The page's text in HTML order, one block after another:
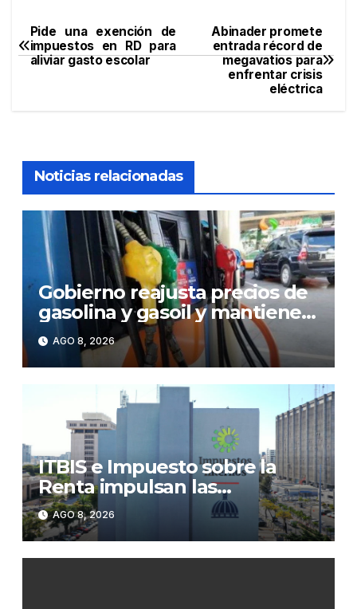
Navegación
de
Abinader promete
entrada récord de
megavatios para
enfrentar crisis
eléctrica
Pide una exención de
impuestos en RD para
aliviar gasto escolar
Noticias relacionadas
Gobierno reajusta precios de
gasolina y gasoil y mantiene
congelado el GLP
AGO 8, 2026
ITBIS e Impuesto sobre la
Renta impulsan las
recaudaciones de la DGII;
superan los RD$81,475
millones en julio
AGO 8, 2026